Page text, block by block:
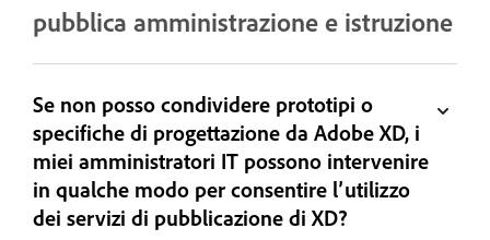
pubblica amministrazione e istruzione
Se non posso condividere prototipi o
specifiche di progettazione da Adobe XD, i
miei amministratori IT possono intervenire
in qualche modo per consentire l’utilizzo
dei servizi di pubblicazione di XD?